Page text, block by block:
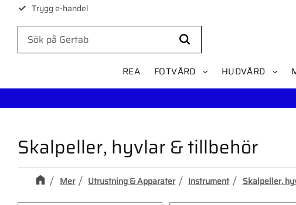
Trygg e-handel
REA FOTVÅRD HUDVÅRD
Skalpeller, hyvlar & tillbehör
Mer Utrustning & Apparater Instrument Skalpeller,